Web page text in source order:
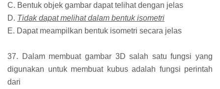
C. Bentuk objek gambar dapat telihat dengan jelas
D. Tidak dapat melihat dalam bentuk isometri
E. Dapat meampilkan bentuk isometri secara jelas
37. Dalam membuat gambar 3D salah satu fungsi yang
digunakan untuk membuat kubus adalah fungsi perintah
dari